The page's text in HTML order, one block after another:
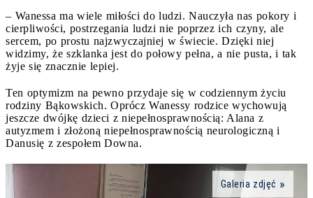
– Wanessa ma wiele miłości do ludzi. Nauczyła nas pokory i
cierpliwości, postrzegania ludzi nie poprzez ich czyny, ale
sercem, po prostu najzwyczajniej w świecie. Dzięki niej
widzimy, że szklanka jest do połowy pełna, a nie pusta, i tak
żyje się znacznie lepiej.
Ten optymizm na pewno przydaje się w codziennym życiu
rodziny Bąkowskich. Oprócz Wanessy rodzice wychowują
jeszcze dwójkę dzieci z niepełnosprawnością: Alana z
autyzmem i złożoną niepełnosprawnością neurologiczną i
Danusię z zespołem Downa.
Galeria zdjęć